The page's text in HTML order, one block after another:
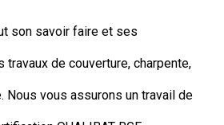
son savoir faire et ses
de couverture, charpente,
Nous vous assurons un travail de